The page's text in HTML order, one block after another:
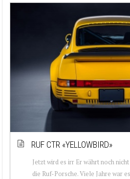
RUF CTR «YELLOWBIRD»
Jetzt wird es irr Er währt noch
die Ruf-Porsche. Viele Jahre war